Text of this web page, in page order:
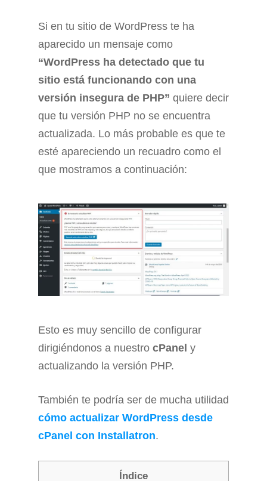
Si en tu sitio de WordPress te ha
aparecido un mensaje como
“WordPress ha detectado que tu
sitio está funcionando con una
versión insegura de PHP” quiere decir
que tu versión PHP no se encuentra
actualizada. Lo más probable es que te
esté apareciendo un recuadro como el
que mostramos a continuación:
Esto es muy sencillo de configurar
dirigiéndonos a nuestro cPanel y
actualizando la versión PHP.
También te podría ser de mucha utilidad
cómo actualizar WordPress desde
cPanel con Installatron.
Índice